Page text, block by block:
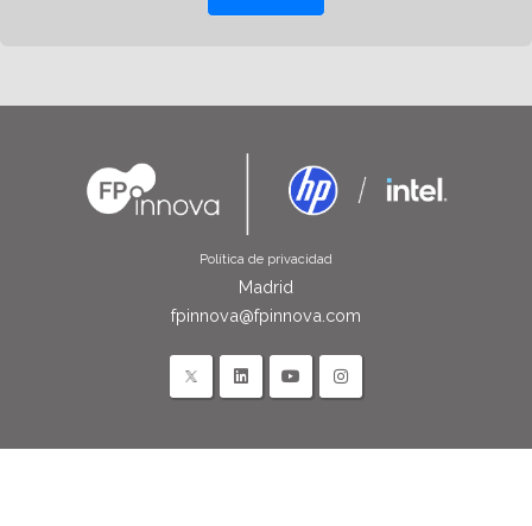
Política de privacidad
Madrid
fpinnova@fpinnova.com